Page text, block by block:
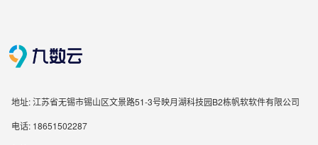
地址: 江苏省无锡市锡山区文景路51-3号映月湖科技园B2栋帆软软件有限公司
电话: 18651502287